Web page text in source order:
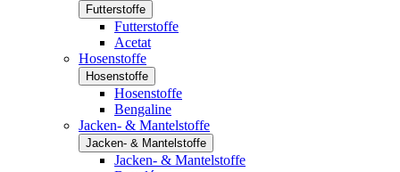
Futterstoffe
Futterstoffe
Acetat
Hosenstoffe
Hosenstoffe
Hosenstoffe
Bengaline
Jacken- & Mantelstoffe
Jacken- & Mantelstoffe
Jacken- & Mantelstoffe